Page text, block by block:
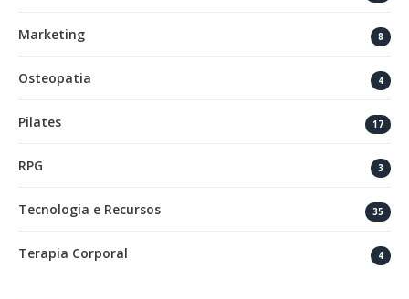
Marketing 8
Osteopatia 4
Pilates 17
RPG 3
Tecnologia e Recursos 35
Terapia Corporal 4